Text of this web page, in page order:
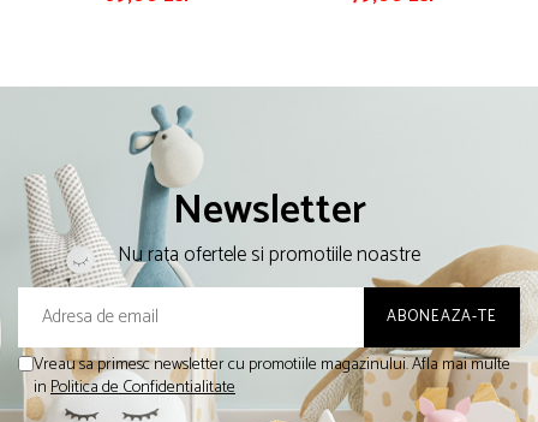
Newsletter
Nu rata ofertele si promotiile noastre
Vreau sa primesc newsletter cu promotiile magazinului. Afla mai multe
inPolitica de Confidentialitate